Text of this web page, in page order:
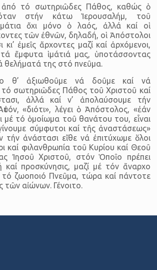
ἀπό τό σωτηριῶδες Πάθος, καθώς ὁ
στήν κάτω Ἱερουσαλήμ, τοῦ
ὄχι μόνο ὁ λαός, ἀλλά καί οἱ
τῶν ἐθνῶν, δηλαδή, οἱ Ἀπόστολοι
κι’ ἐμεῖς ἄρχοντες μαζί καί ἀρχόμενοι,
ἔμφυτα ἱμάτιά μας, ὑποτάσσοντας
θελήματά της στό πνεῦμα.
θ’ ἀξιωθοῦμε νά δοῦμε καί νά
σωτηριῶδες Πάθος τοῦ Χριστοῦ καί
ἀλλά καί ν’ ἀπολαύσουμε τήν
«διότι», λέγει ὁ Ἀπόστολος, «ἐάν
μέ τό ὁμοίωμα τοῦ θανάτου του, εἶναι
σύμφυτοι καί τῆς ἀναστάσεως»
τήν ἀνάστασι εἴθε νά ἐπιτύχωμε ὅλοι
καί φιλανθρωπία τοῦ Κυρίου καί Θεοῦ
Ἰησοῦ Χριστοῦ, στόν Ὁποῖο πρέπει
καί προσκύνησις, μαζί μέ τόν ἄναρχο
ζωοποιό Πνεῦμα, τώρα καί πάντοτε
τῶν αἰώνων. Γένοιτο.